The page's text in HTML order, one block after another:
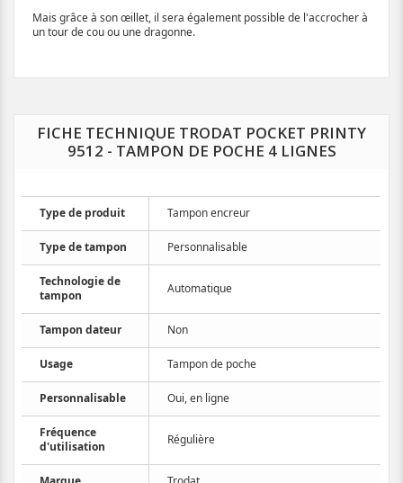
Mais grâce à son œillet, il sera également possible de l'accrocher à
un tour de cou ou une dragonne.
FICHE TECHNIQUE TRODAT POCKET PRINTY
9512 - TAMPON DE POCHE 4 LIGNES
Type de produit Tampon encreur
Type de tampon Personnalisable
Technologie de
tampon
Automatique
Tampon dateur Non
Usage Tampon de poche
Personnalisable Oui, en ligne
Fréquence
d'utilisation
Régulière